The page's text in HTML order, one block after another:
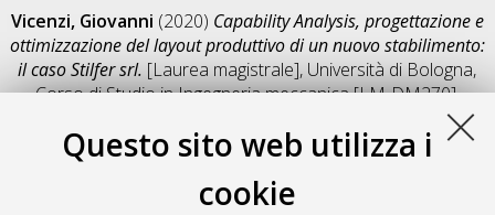
Questo sito web utilizza i
cookie
Vicenzi, Giovanni (2020) Capability Analysis, progettazione e
ottimizzazione del layout produttivo di un nuovo stabilimento:
il caso Stilfer srl. [Laurea magistrale], Università di Bologna,
Corso di Studio inIngegneria meccanica [LM-DM270],
Salva citazione
Condividi
Il full-text non è disponibile per scelta dell'autore. (